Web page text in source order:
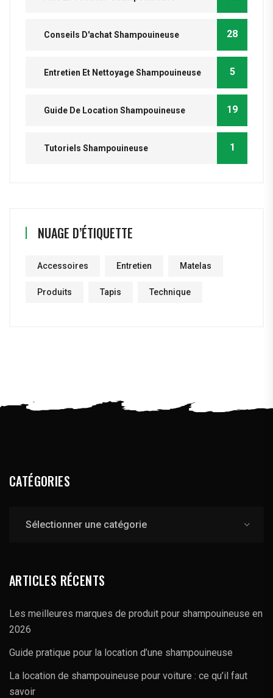
Conseils D'achat Shampouineuse 28
Entretien Et Nettoyage Shampouineuse 5
Guide De Location Shampouineuse 19
Tutoriels Shampouineuse 1
NUAGE D’ÉTIQUETTE
Accessoires Entretien Matelas
Produits Tapis Technique
CATÉGORIES
ARTICLES RÉCENTS
Les meilleures marques de produit pour shampouineuse en
2026
Guide pratique pour la location d’une shampouineuse
La location de shampouineuse pour voiture : ce qu’il faut
savoir